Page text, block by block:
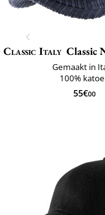
Classic Italy Classic
Gemaakt in
100%
55€00